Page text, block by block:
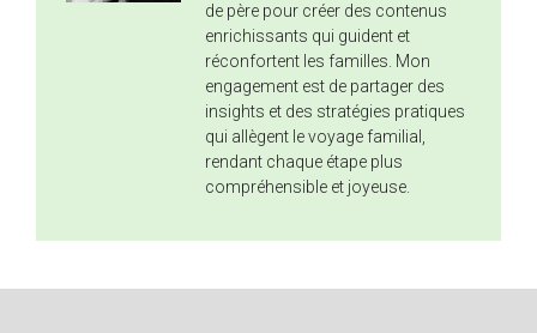
de père pour créer des contenus
enrichissants qui guident et
réconfortent les familles. Mon
engagement est de partager des
insights et des stratégies pratiques
qui allègent le voyage familial,
rendant chaque étape plus
compréhensible et joyeuse.